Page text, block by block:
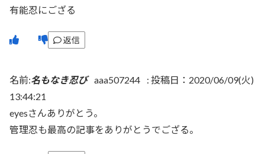
有能忍にござる
返信
名前:名もなき忍び aaa507244 : 投稿日：2020/06/09(火)
13:44:21
eyesさんありがとう。
管理忍も最高の記事をありがとうでござる。